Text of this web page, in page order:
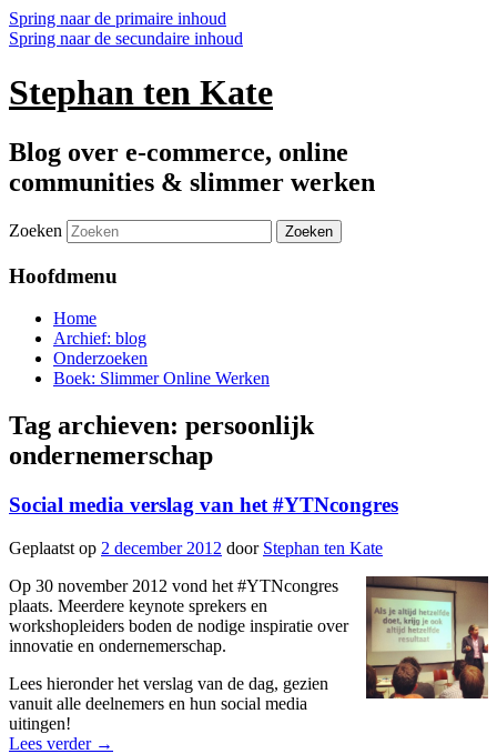
Spring naar de primaire inhoud
Spring naar de secundaire inhoud
Stephan ten Kate
Blog over e-commerce, online
communities & slimmer werken
Zoeken
Hoofdmenu
Home
Archief: blog
Onderzoeken
Boek: Slimmer Online Werken
Tag archieven: persoonlijk
ondernemerschap
Social media verslag van het #YTNcongres
Geplaatst op 2 december 2012 door Stephan ten Kate
Op 30 november 2012 vond het #YTNcongres
plaats. Meerdere keynote sprekers en
workshopleiders boden de nodige inspiratie over
innovatie en ondernemerschap.
Lees hieronder het verslag van de dag, gezien
vanuit alle deelnemers en hun social media
uitingen!
Lees verder →